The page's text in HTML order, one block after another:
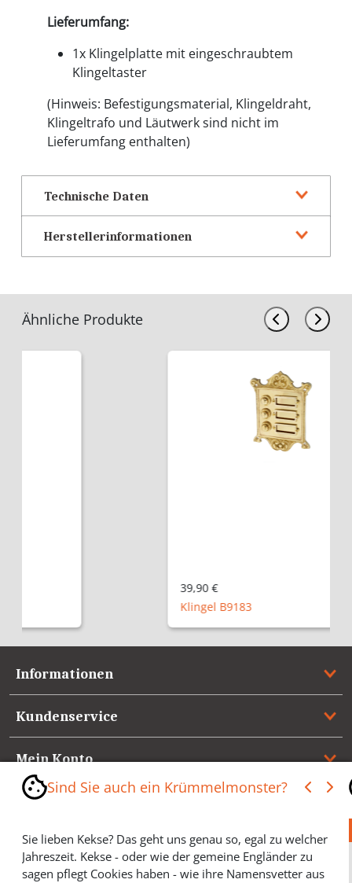
Lieferumfang:
1x Klingelplatte mit eingeschraubtem
Klingeltaster
(Hinweis: Befestigungsmaterial, Klingeldraht,
Klingeltrafo und Läutwerk sind nicht im
Lieferumfang enthalten)
Technische Daten
Herstellerinformationen
Ähnliche Produkte
Informationen
Kundenservice
Mein Konto
Referenzen
Medienspiegel & Presseinformationen
Sind Sie auch ein Krümmelmonster?
Sie lieben Kekse? Das geht uns genau so, egal zu welcher
Jahreszeit. Kekse - oder wie der gemeine Engländer zu
sagen pflegt Cookies haben - wie ihre Namensvetter aus